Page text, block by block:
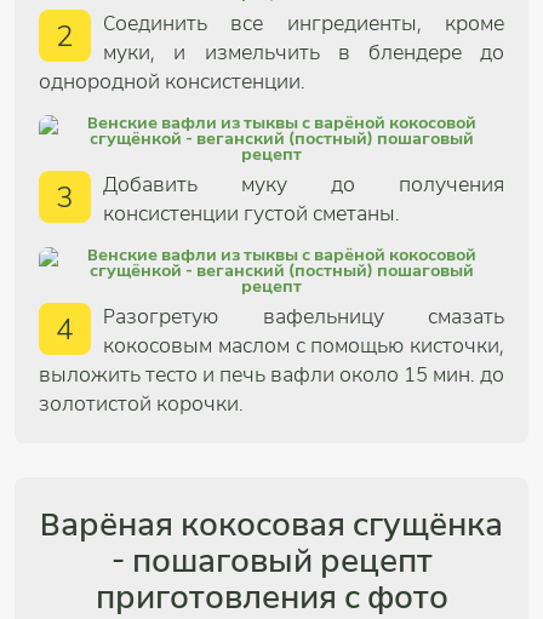
2
Соединить все ингредиенты, кроме
муки, и измельчить в блендере до
однородной консистенции.
3
Добавить муку до получения
консистенции густой сметаны.
4
Разогретую вафельницу смазать
кокосовым маслом с помощью кисточки,
выложить тесто и печь вафли около 15 мин. до
золотистой корочки.
Варёная кокосовая cгущёнка
- пошаговый рецепт
приготовления с фото